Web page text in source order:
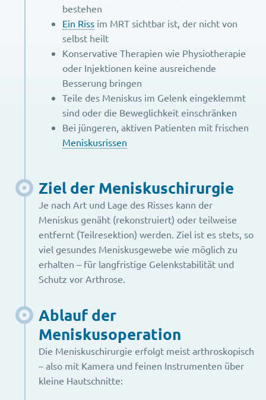
bestehen
Ein Rissim MRT sichtbar ist, der nicht von
selbst heilt
Konservative Therapien wie Physiotherapie
oder Injektionen keine ausreichende
Besserung bringen
Teile des Meniskus im Gelenk eingeklemmt
sind oder die Beweglichkeit einschränken
Bei jüngeren, aktiven Patienten mit frischen
Meniskusrissen
Ziel der Meniskuschirurgie
Je nach Art und Lage des Risses kann der
Meniskus genäht (rekonstruiert) oder teilweise
entfernt (Teilresektion) werden. Ziel ist es stets, so
viel gesundes Meniskusgewebe wie möglich zu
erhalten – für langfristige Gelenkstabilität und
Schutz vor Arthrose.
Ablauf der
Meniskusoperation
Die Meniskuschirurgie erfolgt meist arthroskopisch
– also mit Kamera und feinen Instrumenten über
kleine Hautschnitte: